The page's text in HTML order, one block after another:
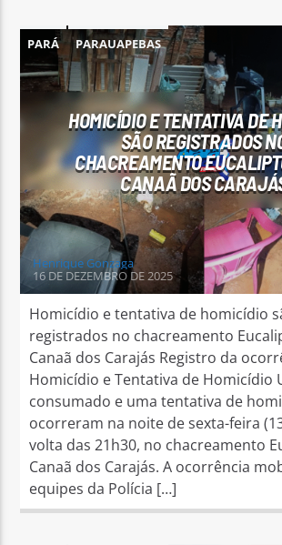
PARÁ PARAUAPEBAS
HOMICÍDIO E TENTATIVA DE
SÃO REGISTRADOS
CHACREAMENTO
CANAÃ DOS
Henrique Gonzaga
16 DE DEZEMBRO DE 2025
Homicídio e tentativa de homicídio
registrados no chacreamento
Canaã dos Carajás Registro da
Homicídio e Tentativa de Homicídio
consumado e uma tentativa de
ocorreram na noite de sexta-feira
volta das 21h30, no chacreamento
Canaã dos Carajás. A ocorrência
equipes da Polícia […]